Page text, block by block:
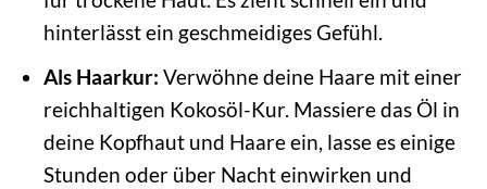
hinterlässt ein geschmeidiges Gefühl.
Als Haarkur: Verwöhne deine Haare mit einer
reichhaltigen Kokosöl-Kur. Massiere das Öl in
deine Kopfhaut und Haare ein, lasse es einige
Stunden oder über Nacht einwirken und